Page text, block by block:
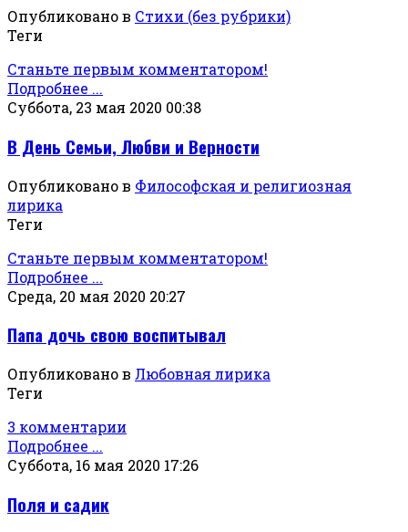
Опубликовано в Стихи (без рубрики)
Теги
Станьте первым комментатором!
Подробнее ...
Суббота, 23 мая 2020 00:38
В День Семьи, Любви и Верности
Опубликовано в Философская и религиозная
лирика
Теги
Станьте первым комментатором!
Подробнее ...
Среда, 20 мая 2020 20:27
Папа дочь свою воспитывал
Опубликовано в Любовная лирика
Теги
3 комментарии
Подробнее ...
Суббота, 16 мая 2020 17:26
Поля и садик